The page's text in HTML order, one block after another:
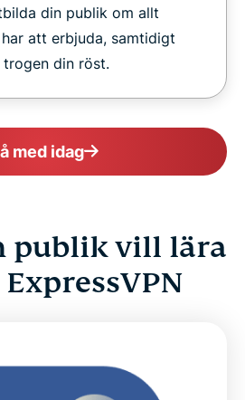
din publik om allt
har att erbjuda, samtidigt
din röst.
med idag
publik vill lära